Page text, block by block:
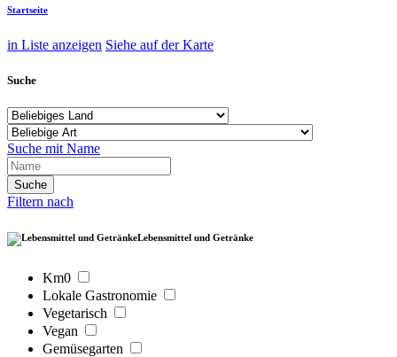
Startseite
in Liste anzeigen Siehe auf der Karte
Suche
Suche mit Name
Filtern nach
Lebensmittel und Getränke
Km0
Lokale Gastronomie
Vegetarisch
Vegan
Gemüsegarten